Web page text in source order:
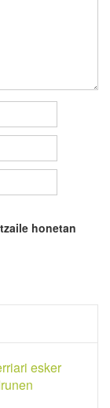
honetan
esker